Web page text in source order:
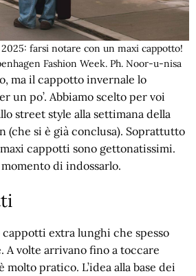
farsi notare con un maxi cappotto!
Fashion Week. Ph. Noor-u-nisa
ma il cappotto invernale lo
un po’. Abbiamo scelto per voi
street style alla settimana della
(che si è già conclusa). Soprattutto
cappotti sono gettonatissimi.
di indossarlo.
extra lunghi che spesso
A volte arrivano fino a toccare
molto pratico. L’idea alla base dei